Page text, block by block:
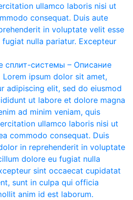
ullamco laboris nisi ut
consequat. Duis aute
in voluptate velit esse
nulla pariatur. Excepteur
сплит-системы – Описание
Lorem ipsum dolor sit amet,
adipiscing elit, sed do eiusmod
ut labore et dolore magna
ad minim veniam, quis
ullamco laboris nisi ut
commodo consequat. Duis
in reprehenderit in voluptate
dolore eu fugiat nulla
sint occaecat cupidatat
sunt in culpa qui officia
anim id est laborum.